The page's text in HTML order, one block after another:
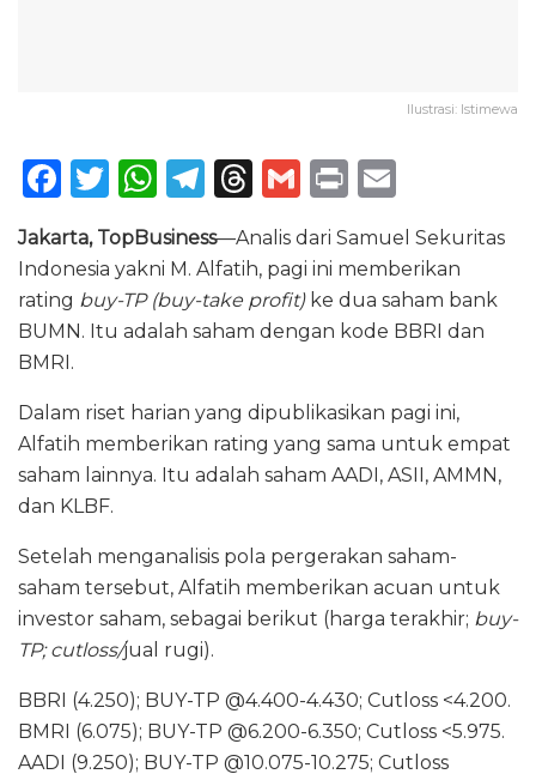
Ilustrasi: Istimewa
F
c
e
b
o
o
k
T
w
it
te
r
W
h
a
ts
A
p
T
e
g
ra
T
h
re
a
d
G
m
ai
l
P
n
t
m
ai
l
Jakarta, TopBusiness—Analis dari Samuel Sekuritas
Indonesia yakni M. Alfatih, pagi ini memberikan
rating buy-TP (buy-take profit)ke dua saham bank
BUMN. Itu adalah saham dengan kode BBRI dan
BMRI.
Dalam riset harian yang dipublikasikan pagi ini,
Alfatih memberikan rating yang sama untuk empat
saham lainnya. Itu adalah saham AADI, ASII, AMMN,
dan KLBF.
Setelah menganalisis pola pergerakan saham-
saham tersebut, Alfatih memberikan acuan untuk
investor saham, sebagai berikut (harga terakhir; buy-
TP; cutloss/jual rugi).
BBRI (4.250); BUY-TP @4.400-4.430; Cutloss <4.200.
BMRI (6.075); BUY-TP @6.200-6.350; Cutloss <5.975.
AADI (9.250); BUY-TP @10.075-10.275; Cutloss